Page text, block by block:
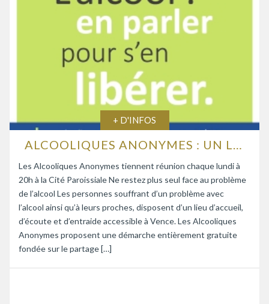
+ D'INFOS
ALCOOLIQUES ANONYMES : UN LIEU D’ÉCOUTE ET D’ENTRAIDE
Les Alcooliques Anonymes tiennent réunion chaque lundi à
20h à la Cité Paroissiale Ne restez plus seul face au problème
de l’alcool Les personnes souffrant d’un problème avec
l’alcool ainsi qu’à leurs proches, disposent d’un lieu d’accueil,
d’écoute et d’entraide accessible à Vence. Les Alcooliques
Anonymes proposent une démarche entièrement gratuite
fondée sur le partage […]